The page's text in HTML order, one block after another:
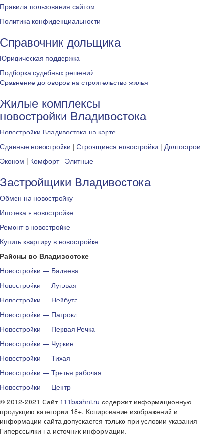
Правила пользования сайтом
Политика конфиденциальности
Справочник дольщика
Юридическая поддержка
Подборка судебных решений
Сравнение договоров на строительство жилья
Жилые комплексы
новостройки Владивостока
Новостройки Владивостока на карте
Сданные новостройки | Строящиеся новостройки | Долгострои
Эконом | Комфорт| Элитные
Застройщики Владивостока
Обмен на новостройку
Ипотека в новостройке
Ремонт в новостройке
Купить квартиру в новостройке
Районы во Владивостоке
Новостройки — Баляева
Новостройки — Луговая
Новостройки — Нейбута
Новостройки — Патрокл
Новостройки — Первая Речка
Новостройки — Чуркин
Новостройки — Тихая
Новостройки — Третья рабочая
Новостройки — Центр
© 2012-2021 Сайт 111bashni.ru содержит информационную
продукцию категории 18+. Копирование изображений и
информации сайта допускается только при условии указания
Гиперссылки на источник информации.